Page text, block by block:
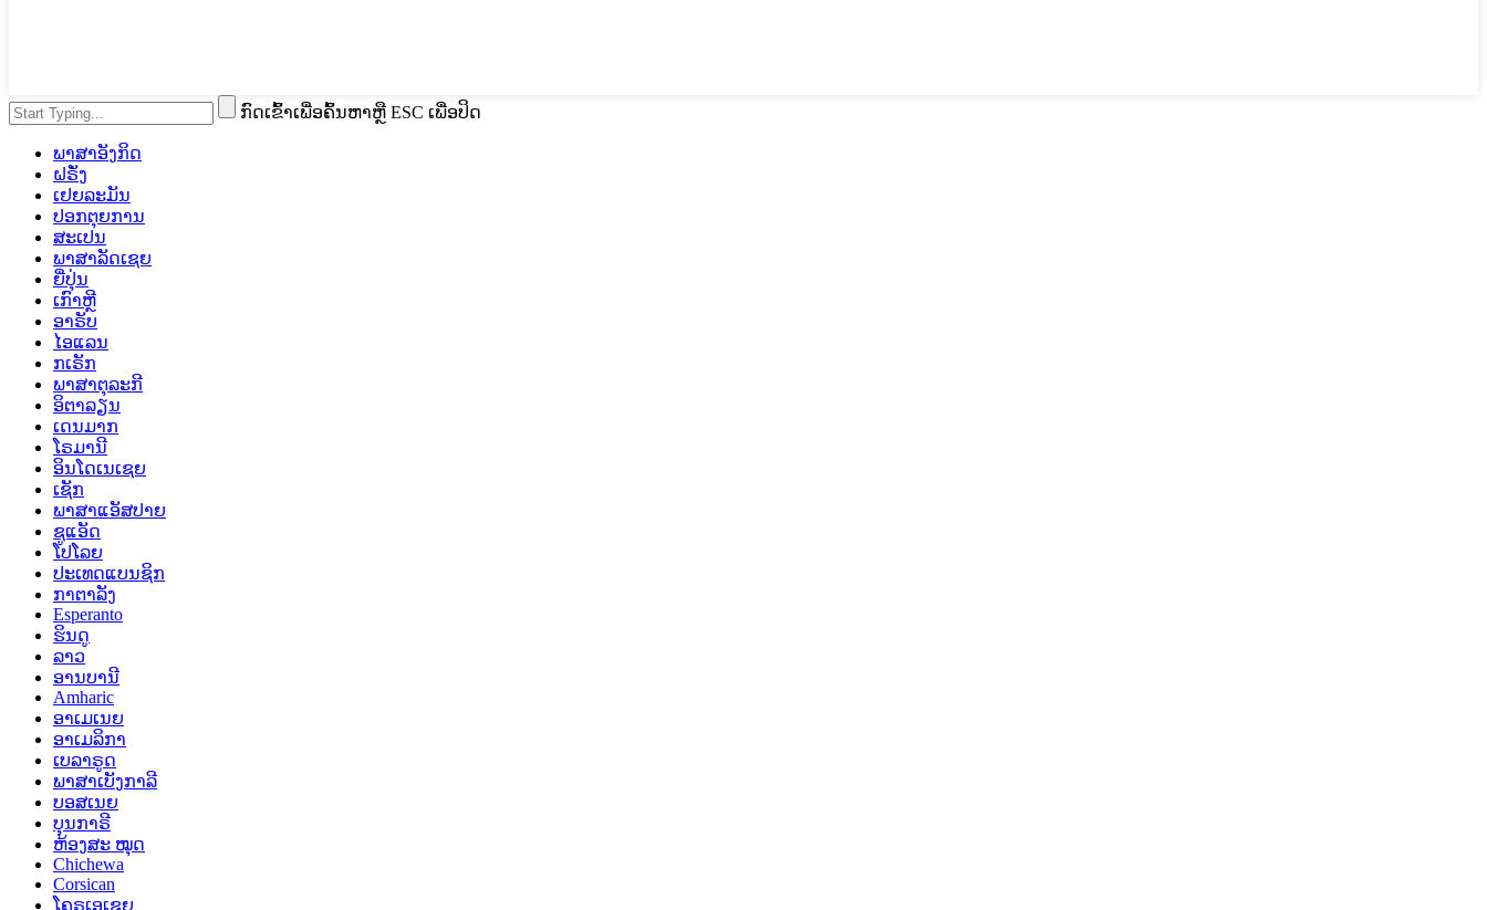
ກົດເຂົ້າເພື່ອຄົ້ນຫາຫຼື ESC ເພື່ອປິດ
ພາສາອັງກິດ
ຝຣັ່ງ
ເຢຍລະມັນ
ປອກຕຸຍການ
ສະເປນ
ພາສາລັດເຊຍ
ຍີ່ປຸ່ນ
ເກົາຫຼີ
ອາຣັບ
ໄອແລນ
ກເຣັກ
ພາສາຕຸລະກີ
ອິຕາລຽນ
ເດນມາກ
ໂຣມານີ
ອິນໂດເນເຊຍ
ເຊັກ
ພາສາແອັສປາຍ
ຊູແອັດ
ໂປໂລຍ
ປະເທດແບນຊິກ
ກາຕາລັງ
Esperanto
ຮິນດູ
ລາວ
ອານບານີ
Amharic
ອາເມເນຍ
ອາເມລິກາ
ເບລາຣູດ
ພາສາເບັງກາລີ
ບອສເນຍ
ບຸນກາຣີ
ຫ້ອງສະ ໝຸດ
Chichewa
Corsican
ໂຄຣເອເຊຍ